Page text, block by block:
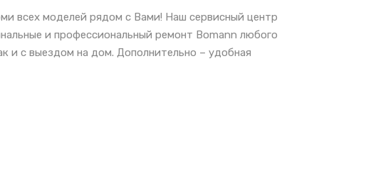
всех моделей рядом с Вами! Наш сервисный центр
и профессиональный ремонт Bomann любого
и с выездом на дом. Дополнительно – удобная